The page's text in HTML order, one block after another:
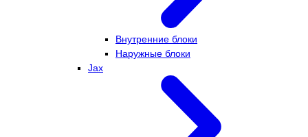
Внутренние блоки
Наружные блоки
Jax